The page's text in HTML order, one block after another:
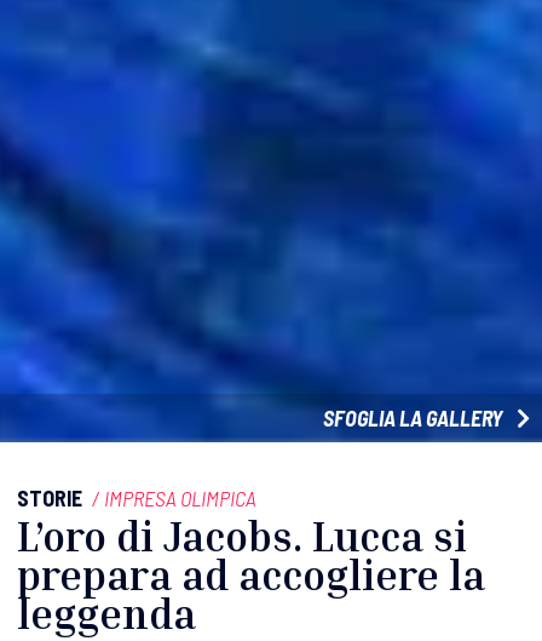
SFOGLIA LA GALLERY
STORIE / IMPRESA OLIMPICA
L’oro di Jacobs. Lucca si
prepara ad accogliere la
leggenda